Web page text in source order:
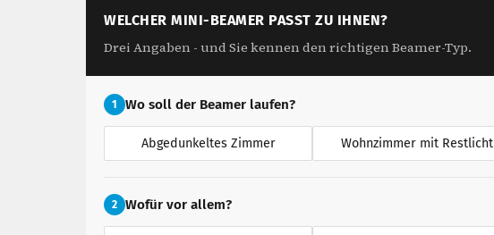
WELCHER MINI-BEAMER PASST ZU IHNEN?
Drei Angaben - und Sie kennen den richtigen Beamer-Typ.
1 Wo soll der Beamer laufen?
Abgedunkeltes Zimmer Wohnzimmer mit Restlicht
2 Wofür vor allem?